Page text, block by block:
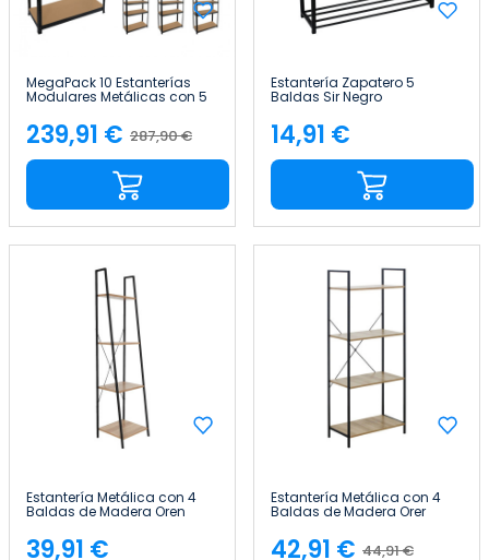
MegaPack 10 Estanterías
Modulares Metálicas con 5
Thinia Home
Precio
base
287,90 €
Precio
239,91 €
Estantería Zapatero 5
Baldas Sir Negro
Precio
14,91 €
Estantería Metálica con 4
Baldas de Madera Oren
39,91 €
Estantería Metálica con 4
Baldas de Madera Orer
44,91 €
42,91 €